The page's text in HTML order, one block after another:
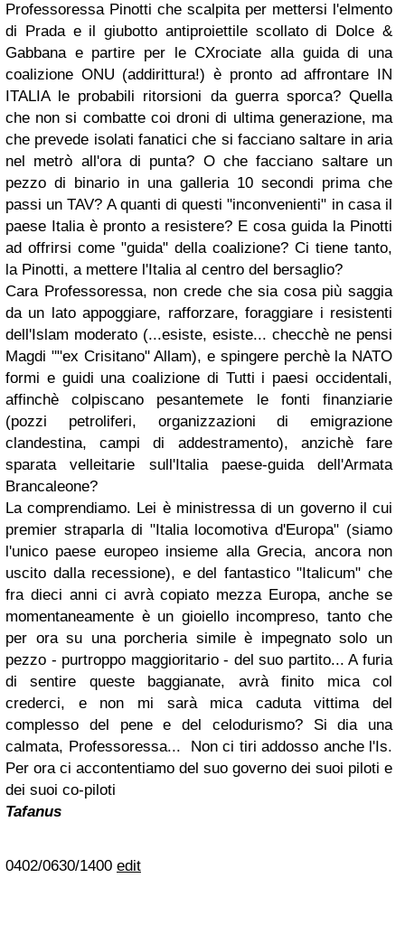
Professoressa Pinotti che scalpita per mettersi l'elmento
di Prada e il giubotto antiproiettile scollato di Dolce &
Gabbana e partire per le CXrociate alla guida di una
coalizione ONU (addirittura!) è pronto ad affrontare IN
ITALIA le probabili ritorsioni da guerra sporca? Quella
che non si combatte coi droni di ultima generazione, ma
che prevede isolati fanatici che si facciano saltare in aria
nel metrò all'ora di punta? O che facciano saltare un
pezzo di binario in una galleria 10 secondi prima che
passi un TAV? A quanti di questi "inconvenienti" in casa il
paese Italia è pronto a resistere? E cosa guida la Pinotti
ad offrirsi come "guida" della coalizione? Ci tiene tanto,
la Pinotti, a mettere l'Italia al centro del bersaglio?
Cara Professoressa, non crede che sia cosa più saggia
da un lato appoggiare, rafforzare, foraggiare i resistenti
dell'Islam moderato (...esiste, esiste... checchè ne pensi
Magdi ""ex Crisitano" Allam), e spingere perchè la NATO
formi e guidi una coalizione di Tutti i paesi occidentali,
affinchè colpiscano pesantemete le fonti finanziarie
(pozzi petroliferi, organizzazioni di emigrazione
clandestina, campi di addestramento), anzichè fare
sparata velleitarie sull'Italia paese-guida dell'Armata
Brancaleone?
La comprendiamo. Lei è ministressa di un governo il cui
premier straparla di "Italia locomotiva d'Europa" (siamo
l'unico paese europeo insieme alla Grecia, ancora non
uscito dalla recessione), e del fantastico "Italicum" che
fra dieci anni ci avrà copiato mezza Europa, anche se
momentaneamente è un gioiello incompreso, tanto che
per ora su una porcheria simile è impegnato solo un
pezzo - purtroppo maggioritario - del suo partito... A furia
di sentire queste baggianate, avrà finito mica col
crederci, e non mi sarà mica caduta vittima del
complesso del pene e del celodurismo? Si dia una
calmata, Professoressa... Non ci tiri addosso anche l'Is.
Per ora ci accontentiamo del suo governo dei suoi piloti e
dei suoi co-piloti
Tafanus
0402/0630/1400 edit